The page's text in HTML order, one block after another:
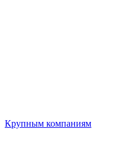
Крупным компаниям